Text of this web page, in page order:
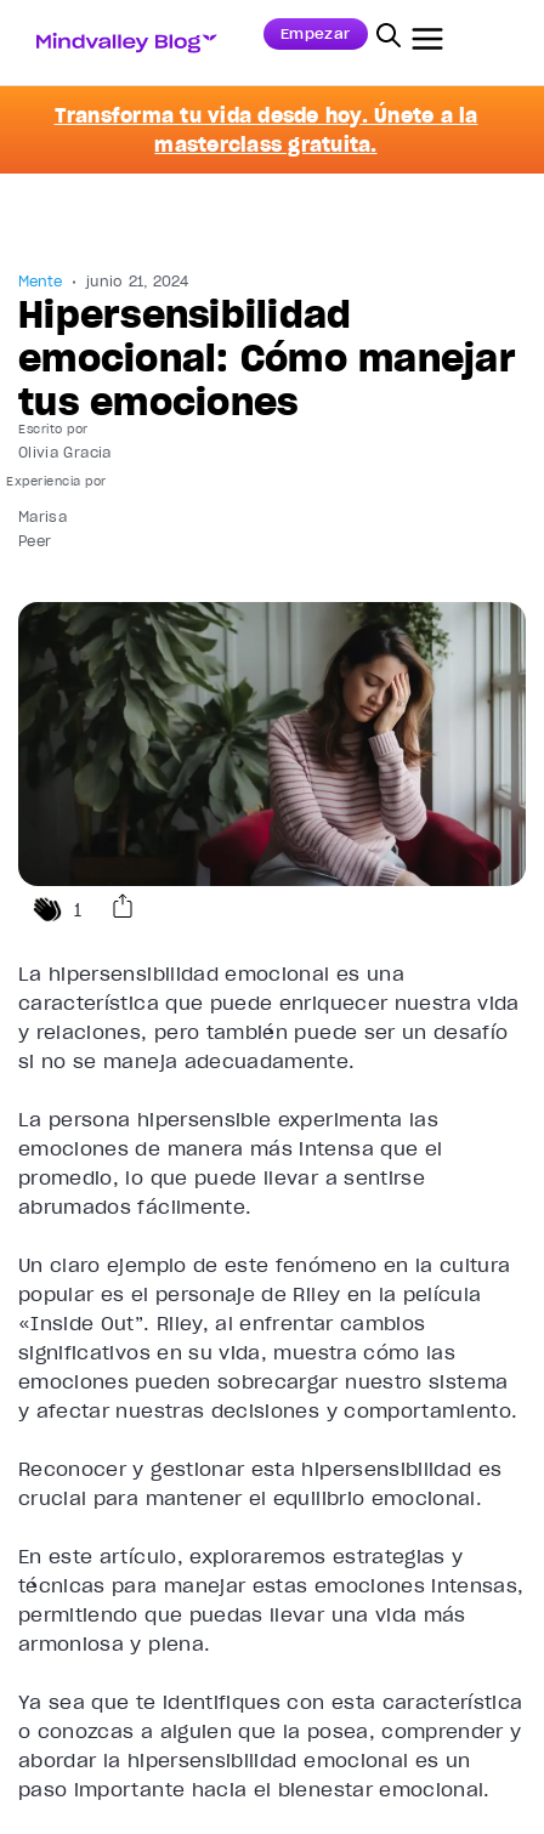
Empezar
Transforma tu vida desde hoy. Únete a la
masterclass gratuita.
Mente junio 21, 2024
Hipersensibilidad
emocional: Cómo manejar
tus emociones
Escrito por
Olivia Gracia
Marisa
Peer
1
La hipersensibilidad emocional es una
característica que puede enriquecer nuestra vida
y relaciones, pero también puede ser un desafío
si no se maneja adecuadamente.
La persona hipersensible experimenta las
emociones de manera más intensa que el
promedio, lo que puede llevar a sentirse
abrumados fácilmente.
Un claro ejemplo de este fenómeno en la cultura
popular es el personaje de Riley en la película
«Inside Out”. Riley, al enfrentar cambios
significativos en su vida, muestra cómo las
emociones pueden sobrecargar nuestro sistema
y afectar nuestras decisiones y comportamiento.
Reconocer y gestionar esta hipersensibilidad es
crucial para mantener el equilibrio emocional.
En este artículo, exploraremos estrategias y
técnicas para manejar estas emociones intensas,
permitiendo que puedas llevar una vida más
armoniosa y plena.
Ya sea que te identifiques con esta característica
o conozcas a alguien que la posea, comprender y
abordar la hipersensibilidad emocional es un
paso importante hacia el bienestar emocional.